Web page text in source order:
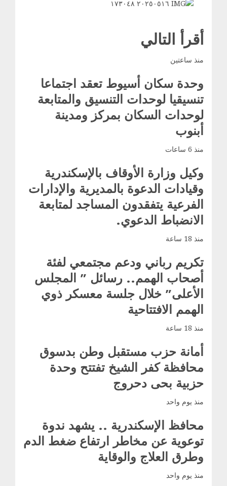
أقرأ التالي
منذ ساعتين
وحدة سكان أسيوط تعقد اجتماعا
تنسيقيا لوحدات التنسيق والمتابعة
لوحدات السكان بمركز ومدينة
أبنوب
منذ 6 ساعات
وكيل وزارة الأوقاف بالإسكندرية
وقيادات الدعوة بالمديرية والإدارات
الفرعية يتفقدون المساجد لمتابعة
الانضباط الدعوي.
منذ 18 ساعة
تكريم رباني ودعم مجتمعي لفئة
أصحاب الهمم.. رسائل ” المجلس
الأعلى” خلال جلسة معسكر ذوي
الهمم الافتتاحية
منذ 18 ساعة
أمانة حزب مستقبل وطن بدسوق
محافظة كفر الشيخ تفتتح وحدة
حزبية بحى دحروج
منذ يوم واحد
محافظ الإسكندرية .. يشهد ندوة
توعوية عن مخاطر ارتفاع ضغط الدم
وطرق العلاج والوقاية
منذ يوم واحد